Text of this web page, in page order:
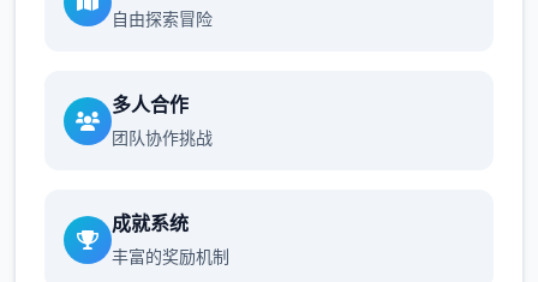
自由探索冒险
多人合作
团队协作挑战
成就系统
丰富的奖励机制